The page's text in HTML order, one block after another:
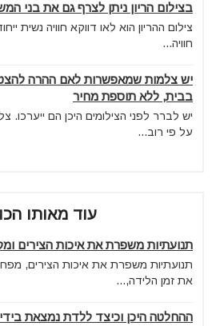
בצילום הריון ניתן לצרף גם את בני
צילום ההריון הוא לאו דווקא חוויה נשית
חוויה...
יש צלמות שמאפשרות לאם ההרה
בבית, ללא תוספת מחיר
יש לברר לפני הצילומים היכן הם ייערכו.
על פי רוב...
עוד מאותו
תנועתיות משפרת את איכות הצירים
תנועתיות משפרת את איכות הצירים,
את זמן הלידה,...
ההחלטה היכן וכיצד ללדת נמצאת